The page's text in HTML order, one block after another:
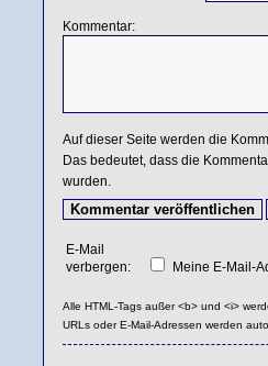
Kommentar:
Auf dieser Seite werden die
Das bedeutet, dass die
wurden.
E-Mail
verbergen:
Meine E-Mail-
Alle HTML-Tags außer <b> und <i>
URLs oder E-Mail-Adressen werden